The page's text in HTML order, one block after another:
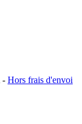
- Hors frais d'envoi